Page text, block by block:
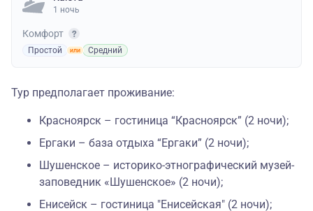
1 ночь
Комфорт
Простой Средний
Тур предполагает проживание:
Красноярск – гостиница “Красноярск” (2 ночи);
Ергаки – база отдыха “Ергаки” (2 ночи);
Шушенское – историко-этнографический музей-
заповедник «Шушенское» (2 ночи);
Енисейск – гостиница "Енисейская" (2 ночи);